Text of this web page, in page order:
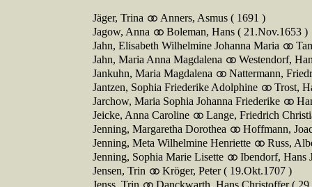
Jäger, Trina
Anners, Asmus ( 1691 )
Jagow, Anna
Boleman, Hans ( 21.Nov.1653 )
Jahn, Elisabeth Wilhelmine Johanna Maria
Jahn, Maria Anna Magdalena
Westendorf,
Jankuhn, Maria Magdalena
Nattermann,
Jantzen, Sophia Friederike Adolphine
Trost,
Jarchow, Maria Sophia Johanna Friederike
Jeicke, Anna Caroline
Lange, Friedrich
Jenning, Margaretha Dorothea
Hoffmann,
Jenning, Meta Wilhelmine Henriette
Russ,
Jenning, Sophia Marie Lisette
Ibendorf, Hans
Jensen, Trin
Kröger, Peter ( 19.Okt.1707 )
Jenss, Trin
Danckwarth, Hans Christoffer (